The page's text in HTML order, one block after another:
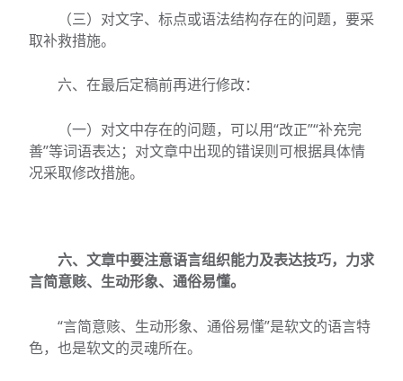
（三）对文字、标点或语法结构存在的问题，要采
取补救措施。
六、在最后定稿前再进行修改：
（一）对文中存在的问题，可以用“改正”“补充完
善”等词语表达；对文章中出现的错误则可根据具体情
况采取修改措施。
六、文章中要注意语言组织能力及表达技巧，力求
言简意赅、生动形象、通俗易懂。
“言简意赅、生动形象、通俗易懂”是软文的语言特
色，也是软文的灵魂所在。